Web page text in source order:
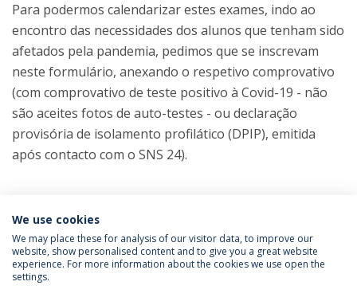
Para podermos calendarizar estes exames, indo ao
encontro das necessidades dos alunos que tenham sido
afetados pela pandemia, pedimos que se inscrevam
neste formulário, anexando o respetivo comprovativo
(com comprovativo de teste positivo à Covid-19 - não
são aceites fotos de auto-testes - ou declaração
provisória de isolamento profilático (DPIP), emitida
após contacto com o SNS 24).
Privacy Policy
We use cookies
We may place these for analysis of our visitor data, to improve our
website, show personalised content and to give you a great website
experience. For more information about the cookies we use open the
settings.